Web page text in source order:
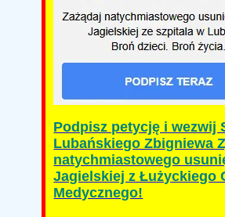
Podpisz petycję i wezwij
Lubańskiego Zbigniewa
natychmiastowego
Jagielskiej z Łużyckiego
Medycznego!